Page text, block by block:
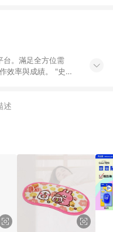
台。滿足全方位需
效率與成績。 "史泰
茶水間用品、名片及
單未滿免運門檻750
述